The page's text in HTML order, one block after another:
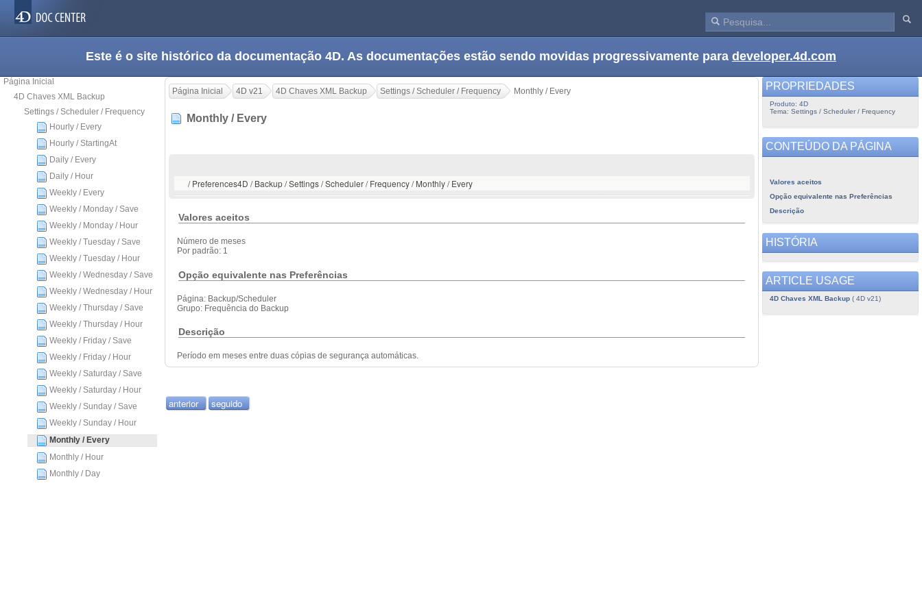
Este é o site histórico da documentação 4D. As documentações estão sendo movidas progressivamente para developer.4d.com
Página Inicial
4D Chaves XML Backup
Settings / Scheduler / Frequency
Hourly / Every
Hourly / StartingAt
Daily / Every
Daily / Hour
Weekly / Every
Weekly / Monday / Save
Weekly / Monday / Hour
Weekly / Tuesday / Save
Weekly / Tuesday / Hour
Weekly / Wednesday / Save
Weekly / Wednesday / Hour
Weekly / Thursday / Save
Weekly / Thursday / Hour
Weekly / Friday / Save
Weekly / Friday / Hour
Weekly / Saturday / Save
Weekly / Saturday / Hour
Weekly / Sunday / Save
Weekly / Sunday / Hour
Monthly / Every
Monthly / Hour
Monthly / Day
Página Inicial 4D v21 4D Chaves XML Backup Settings / Scheduler / Frequency Monthly / Every
Monthly / Every
/ Preferences4D / Backup / Settings / Scheduler / Frequency / Monthly / Every
Valores aceitos
Número de meses
Por padrão: 1
Opção equivalente nas Preferências
Página: Backup/Scheduler
Grupo: Frequência do Backup
Descrição
Período em meses entre duas cópias de segurança automáticas.
anterior seguido
PROPRIEDADES
Produto: 4D
Tema: Settings / Scheduler / Frequency
CONTEÚDO DA PÁGINA
Valores aceitos
Opção equivalente nas Preferências
Descrição
HISTÓRIA
ARTICLE USAGE
4D Chaves XML Backup( 4D v21)